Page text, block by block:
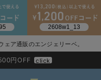
ア通販のエンジェリーベ。
円以上で送料無料
円OFF click